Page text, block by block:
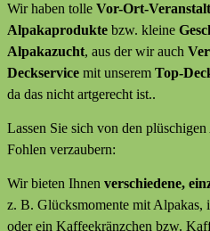
Wir haben tolle Vor-Ort-
Alpakaprodukte bzw. kleine
Alpakazucht, aus der wir auch
Deckservice mit unserem Top-
da das nicht artgerecht ist..
Lassen Sie sich von den
Fohlen verzaubern:
Wir bieten Ihnen verschiedene,
z. B. Glücksmomente mit
oder ein Kaffeekränzchen bzw.